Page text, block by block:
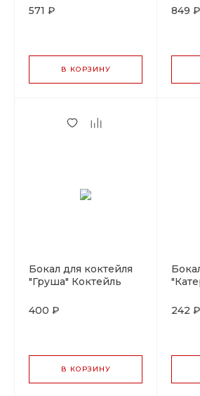
Barware
571 ₽
В КОРЗИНУ
849 ₽
Бокал для коктейля
"Груша" Коктейль
Barware
400 ₽
В КОРЗИНУ
P.L-
242 ₽